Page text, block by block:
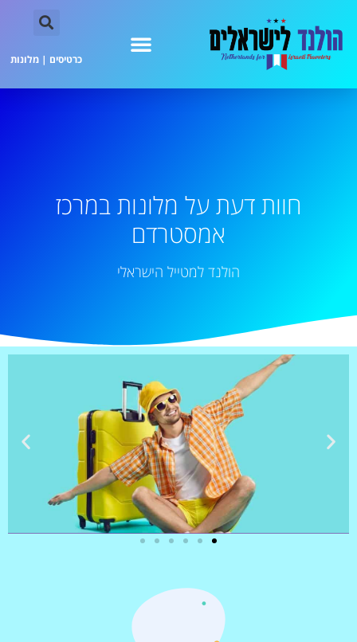
כרטיסים | מלונות
חוות דעת על מלונות במרכז
אמסטרדם
הולנד למטייל הישראלי